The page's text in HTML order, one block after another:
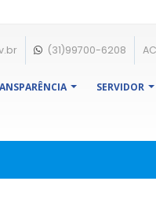
(31)99700-6208
SERVIDOR